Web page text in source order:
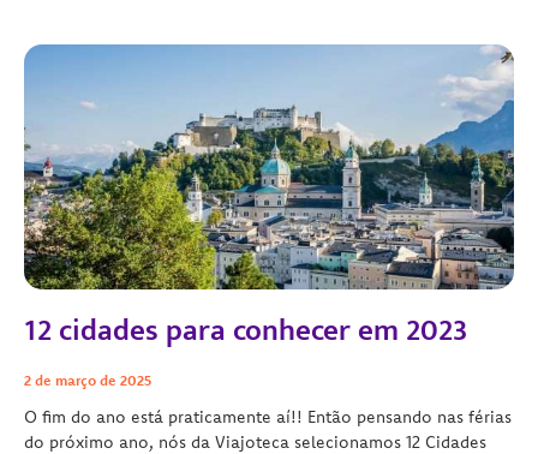
12 cidades para conhecer em 2023
2 de março de 2025
O fim do ano está praticamente aí!! Então pensando nas férias
do próximo ano, nós da Viajoteca selecionamos 12 Cidades